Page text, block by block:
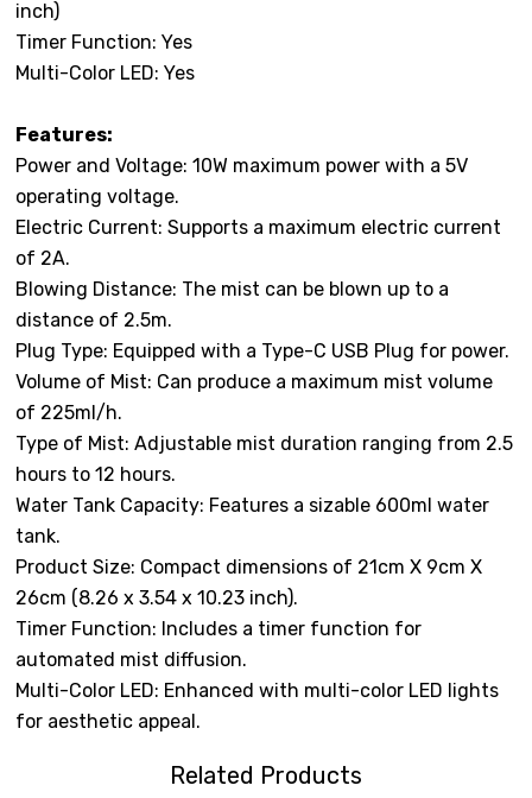
inch)
Timer Function: Yes
Multi-Color LED: Yes
Features:
Power and Voltage: 10W maximum power with a 5V
operating voltage.
Electric Current: Supports a maximum electric current
of 2A.
Blowing Distance: The mist can be blown up to a
distance of 2.5m.
Plug Type: Equipped with a Type-C USB Plug for power.
Volume of Mist: Can produce a maximum mist volume
of 225ml/h.
Type of Mist: Adjustable mist duration ranging from 2.5
hours to 12 hours.
Water Tank Capacity: Features a sizable 600ml water
tank.
Product Size: Compact dimensions of 21cm X 9cm X
26cm (8.26 x 3.54 x 10.23 inch).
Timer Function: Includes a timer function for
automated mist diffusion.
Multi-Color LED: Enhanced with multi-color LED lights
for aesthetic appeal.
Related Products